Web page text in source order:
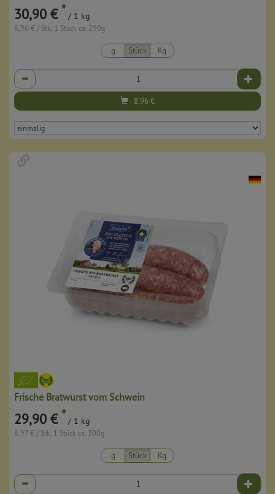
30,90 € * / 1 kg
8,96 € / Stk, 1 Stück ca. 290g
g Stück Kg
Anzahl
8,96€
Frische Bratwurst vom Schwein
29,90 € * / 1 kg
8,97 € / Stk, 1 Stück ca. 300g
g Stück Kg
Anzahl